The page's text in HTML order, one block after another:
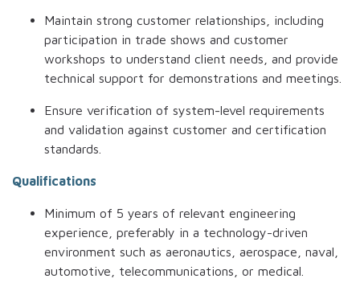
Maintain strong customer relationships, including
participation in trade shows and customer
workshops to understand client needs, and provide
technical support for demonstrations and meetings.
Ensure verification of system-level requirements
and validation against customer and certification
standards.
Qualifications
Minimum of 5 years of relevant engineering
experience, preferably in a technology-driven
environment such as aeronautics, aerospace, naval,
automotive, telecommunications, or medical.